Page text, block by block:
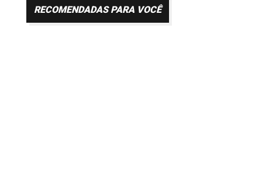
RECOMENDADAS PARA VOCÊ